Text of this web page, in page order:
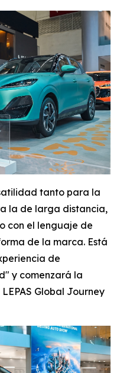
tanto para la
la de larga distancia,
con el lenguaje de
de la marca. Está
de
y comenzará la
Global Journey